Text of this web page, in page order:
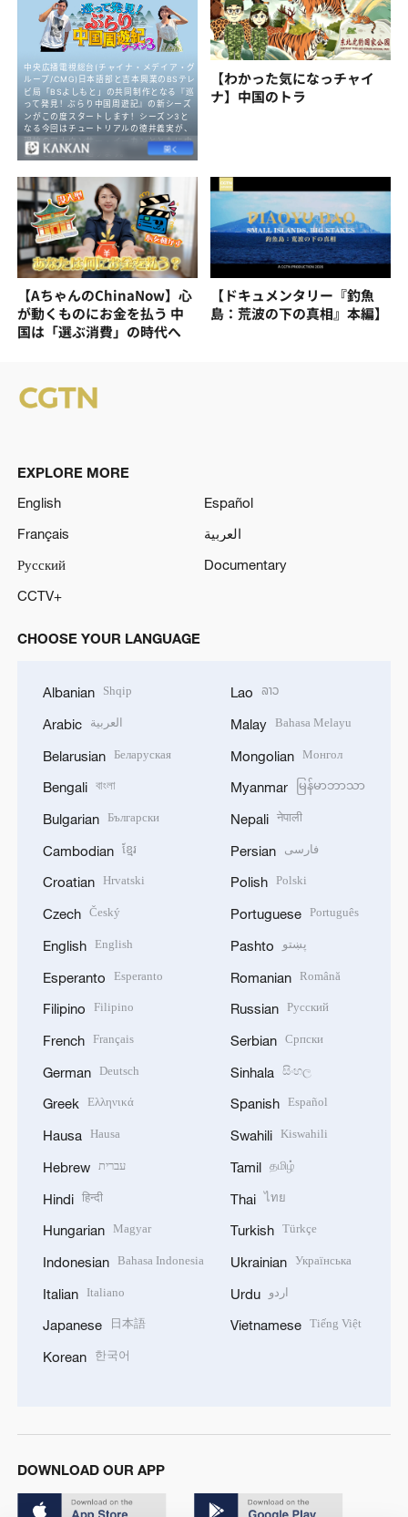
【わかった気になっチャイ
ナ】中国のトラ
【AちゃんのChinaNow】心
が動くものにお金を払う 中
国は「選ぶ消費」の時代へ
【ドキュメンタリー『釣魚
島：荒波の下の真相』本編】
EXPLORE MORE
English
Español
Français
العربية
Русский
Documentary
CCTV+
CHOOSE YOUR LANGUAGE
Albanian Shqip
Arabic العربية
Belarusian Беларуская
Bengali বাংলা
Bulgarian Български
Cambodian ខ្មែរ
Croatian Hrvatski
Czech Český
English English
Esperanto Esperanto
Filipino Filipino
French Français
German Deutsch
Greek Ελληνικά
Hausa Hausa
Hebrew עברית
Hindi हिन्दी
Hungarian Magyar
Indonesian Bahasa Indonesia
Italian Italiano
Japanese 日本語
Korean 한국어
Lao ລາວ
Malay Bahasa Melayu
Mongolian Монгол
Myanmar မြန်မာဘာသာ
Nepali नेपाली
Persian فارسی
Polish Polski
Portuguese Português
Pashto پښتو
Romanian Română
Russian Русский
Serbian Српски
Sinhala සිංහල
Spanish Español
Swahili Kiswahili
Tamil தமிழ்
Thai ไทย
Turkish Türkçe
Ukrainian Українська
Urdu اردو
Vietnamese Tiếng Việt
DOWNLOAD OUR APP